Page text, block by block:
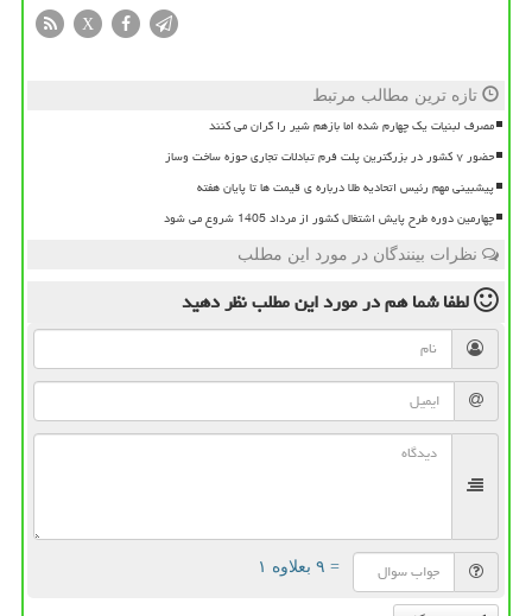
X
تازه ترین مطالب مرتبط
مصرف لبنیات یک چهارم شده اما بازهم شیر را گران می کنند
حضور ۷ کشور در بزرگترین پلت فرم تبادلات تجاری حوزه ساخت وساز
پیشبینی مهم رئیس اتحادیه طلا درباره ی قیمت ها تا پایان هفته
چهارمین دوره طرح پایش اشتغال کشور از مرداد 1405 شروع می شود
نظرات بینندگان در مورد این مطلب
لطفا شما همدر مورد این مطلبنظر دهید
= ۹ بعلاوه ۱